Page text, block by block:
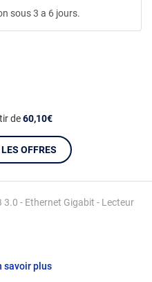
savoir plus
3.0 - Ethernet Gigabit - Lecteur
de60,10€
OFFRES
sous 3 a 6 jours.